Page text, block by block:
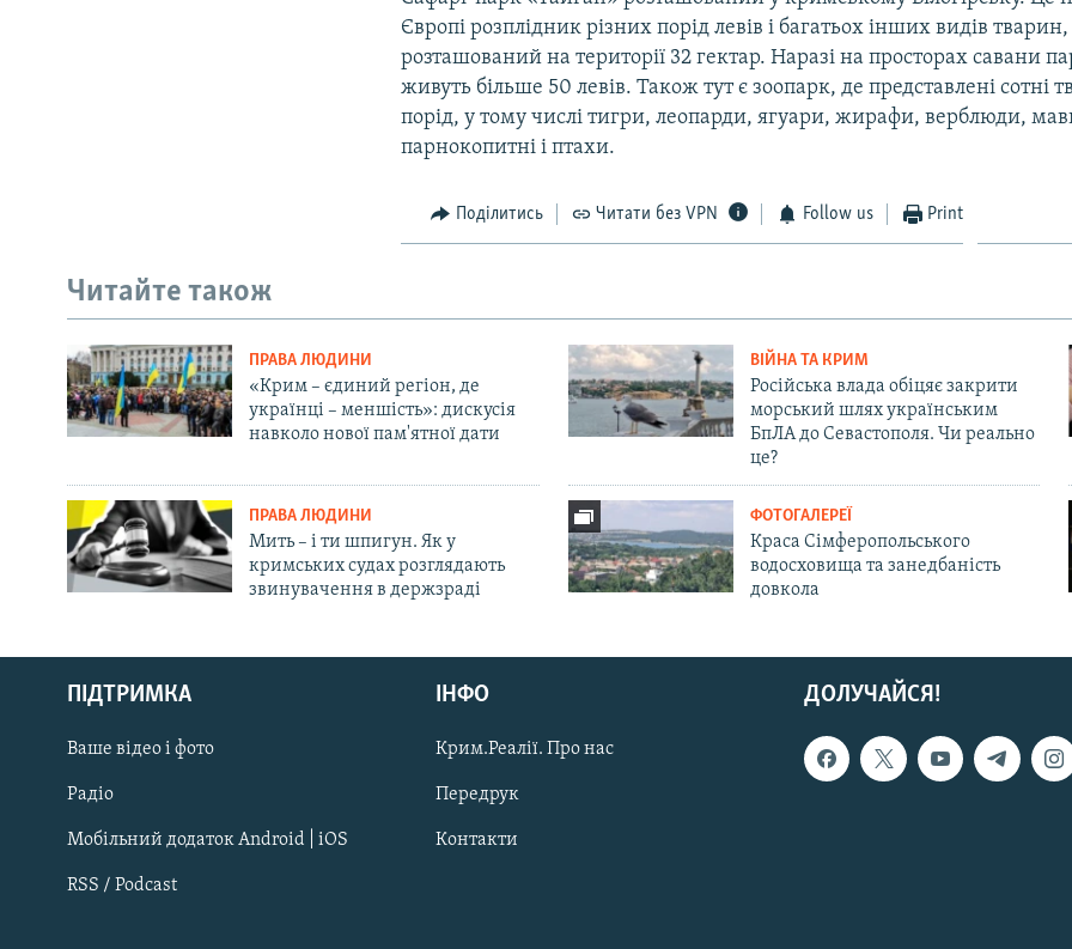
Русский
Qırımtatar
ДОЛУЧАЙСЯ!
Європі розплідник різних порід левів і багатьох інших видів тварин,
розташований на території 32 гектар. Наразі на просторах савани
живуть більше 50 левів. Також тут є зоопарк, де представлені сотні
порід, у тому числі тигри, леопарди, ягуари, жирафи, верблюди,
парнокопитні і птахи.
Поділитись Читати без VPN Follow us Print
Читайте також
ПРАВА ЛЮДИНИ
«Крим – єдиний регіон, де
українці – меншість»: дискусія
навколо нової пам'ятної дати
ВІЙНА ТА КРИМ
Російська влада обіцяє закрити
морський шлях українським
БпЛА до Севастополя. Чи реально
це?
ПРАВА ЛЮДИНИ
Мить – і ти шпигун. Як у
кримських судах розглядають
звинувачення в держзраді
ФОТОГАЛЕРЕЇ
Краса Сімферопольського
водосховища та занедбаність
довкола
ДОЛУЧАЙСЯ!
ПІДТРИМКА
Ваше відео і фото
Радіо
Мобільний додаток Android | iOS
RSS / Podcast
ІНФО
Крим.Реалії. Про нас
Передрук
Контакти